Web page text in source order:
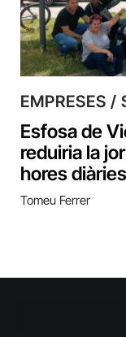
EMPRESES /
Esfosa de
reduiria la
hores
Tomeu Ferrer